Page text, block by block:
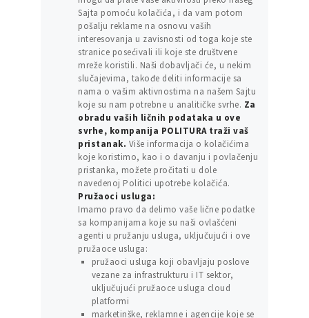
Sajta pomoću kolačića, i da vam potom
pošalju reklame na osnovu vaših
interesovanja u zavisnosti od toga koje ste
stranice posećivali ili koje ste društvene
mreže koristili. Naši dobavljači će, u nekim
slučajevima, takođe deliti informacije sa
nama o vašim aktivnostima na našem Sajtu
koje su nam potrebne u analitičke svrhe. Za
obradu vaših ličnih podataka u ove
svrhe, kompanija POLITURA traži vaš
pristanak. Više informacija o kolačićima
koje koristimo, kao i o davanju i povlačenju
pristanka, možete pročitati u dole
navedenoj Politici upotrebe kolačića.
Pružaoci usluga:
Imamo pravo da delimo vaše lične podatke
sa kompanijama koje su naši ovlašćeni
agenti u pružanju usluga, uključujući i ove
pružaoce usluga:
pružaoci usluga koji obavljaju poslove
vezane za infrastrukturu i IT sektor,
uključujući pružaoce usluga cloud
platformi
marketinške, reklamne i agencije koje se